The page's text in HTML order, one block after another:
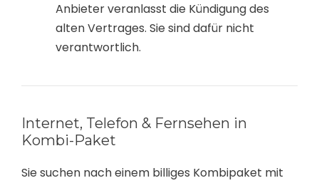
Anbieter veranlasst die Kündigung des
alten Vertrages. Sie sind dafür nicht
verantwortlich.
Internet, Telefon & Fernsehen in
Kombi-Paket
Sie suchen nach einem billiges Kombipaket mit